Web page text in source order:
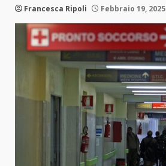
Francesca Ripoli Febbraio 19, 2025